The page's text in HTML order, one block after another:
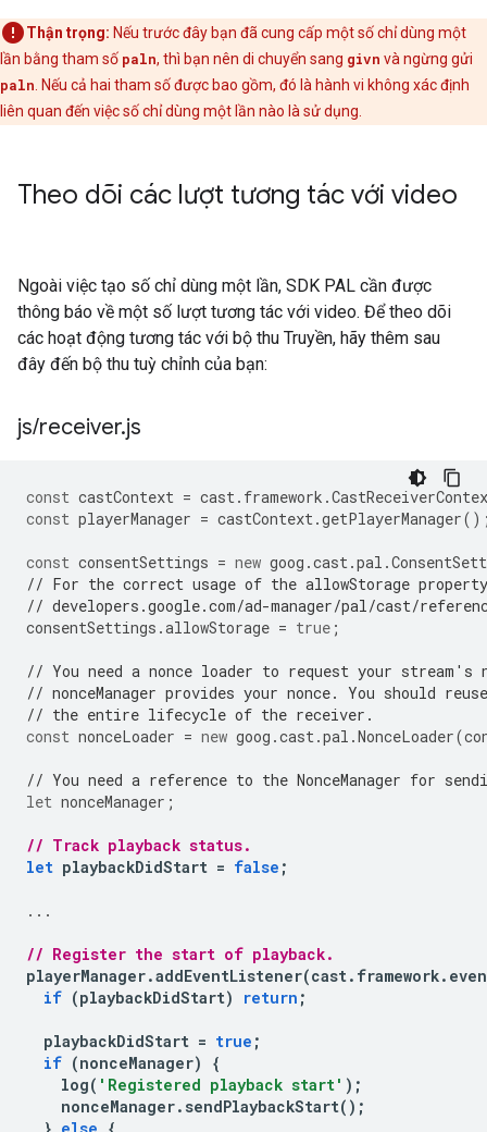
Thận trọng: Nếu trước đây bạn đã cung cấp một số chỉ dùng một
lần bằng tham số paln, thì bạn nên di chuyển sang givn và ngừng gửi
paln . Nếu cả hai tham số được bao gồm, đó là hành vi không xác định
liên quan đến việc số chỉ dùng một lần nào là sử dụng.
Theo dõi các lượt tương tác với video
Ngoài việc tạo số chỉ dùng một lần, SDK PAL cần được
thông báo về một số lượt tương tác với video. Để theo dõi
các hoạt động tương tác với bộ thu Truyền, hãy thêm sau
đây đến bộ thu tuỳ chỉnh của bạn:
js/receiver.js
const castContext = cast. framework .
const playerManager = castContext.getPlayerManager
const consentSettings = new goog .cast.pal .
// For the correct usage of the allowStorage
// developers.google.com/ad-manager/pal/cast/
consentSettings .allowStorage = true ;
// You need a nonce loader to request your stream's
// nonceManager provides your nonce. You should
// the entire lifecycle of the receiver.
const nonceLoader = new goog .cast.pal .NonceLoader(
// You need a reference to the NonceManager for
let nonceManager ;
// Track playback status.
let playbackDidStart = false ;
...
// Register the start of playback.
playerManager.addEventListener(cast. framework.
if (playbackDidStart) return ;
playbackDidStart = true ;
if (nonceManager)
{
log( 'Registered playback start' );
nonceManager. sendPlaybackStart();